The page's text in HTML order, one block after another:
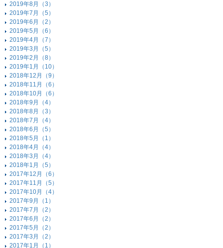
2019年8月（3）
2019年7月（5）
2019年6月（2）
2019年5月（6）
2019年4月（7）
2019年3月（5）
2019年2月（8）
2019年1月（10）
2018年12月（9）
2018年11月（6）
2018年10月（6）
2018年9月（4）
2018年8月（3）
2018年7月（4）
2018年6月（5）
2018年5月（1）
2018年4月（4）
2018年3月（4）
2018年1月（5）
2017年12月（6）
2017年11月（5）
2017年10月（4）
2017年9月（1）
2017年7月（2）
2017年6月（2）
2017年5月（2）
2017年3月（2）
2017年1月（1）